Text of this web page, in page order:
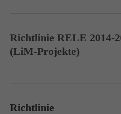
Richtlinie RELE 2014-
(LiM-Projekte)
Richtlinie